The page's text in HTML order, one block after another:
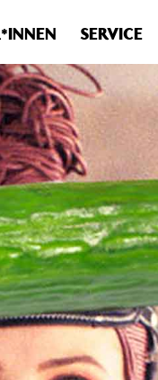
get_permalink(). in
SERVICE